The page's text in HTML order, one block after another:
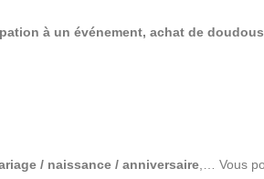
à un événement, achat de
/ naissance / anniversaire,… Vous